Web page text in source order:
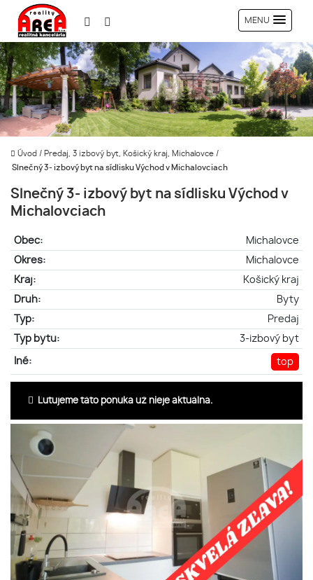
MENU
Úvod / Predaj, 3 izbový byt, Košický kraj, Michalovce /
Slnečný 3- izbový byt na sídlisku Východ v Michalovciach
Slnečný 3- izbový byt na sídlisku Východ v
Michalovciach
Obec:
Michalovce
Okres:
Michalovce
Kraj:
Košický kraj
Druh:
Byty
Typ:
Predaj
Typ bytu:
3-izbový byt
Iné: top
Ľutujeme táto ponuka už nieje aktuálna.